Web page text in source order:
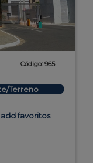
Código: 965
Terreno
favoritos